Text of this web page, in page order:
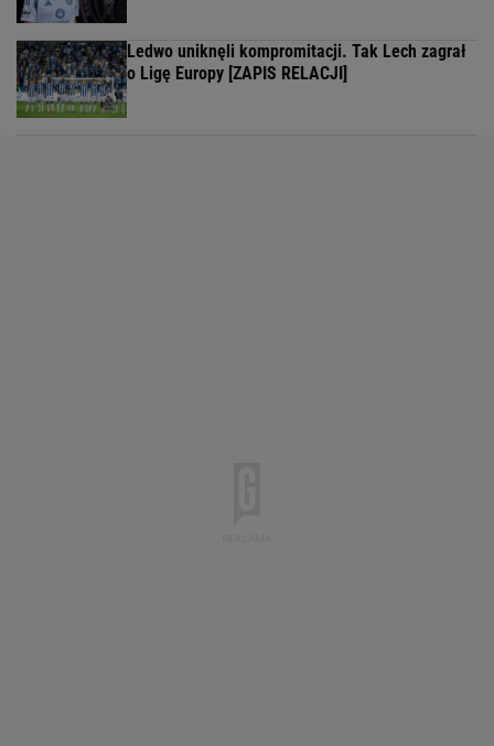
Ledwo uniknęli kompromitacji. Tak Lech zagrał
o Ligę Europy [ZAPIS RELACJI]